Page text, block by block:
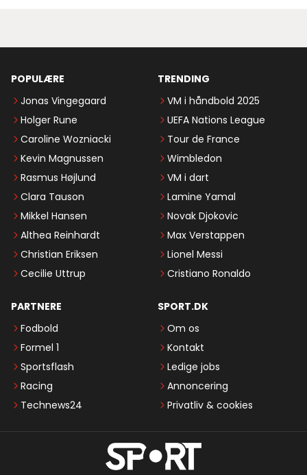
POPULÆRE
Jonas Vingegaard
Holger Rune
Caroline Wozniacki
Kevin Magnussen
Rasmus Højlund
Clara Tauson
Mikkel Hansen
Althea Reinhardt
Christian Eriksen
Cecilie Uttrup
TRENDING
VM i håndbold 2025
UEFA Nations League
Tour de France
Wimbledon
VM i dart
Lamine Yamal
Novak Djokovic
Max Verstappen
Lionel Messi
Cristiano Ronaldo
PARTNERE
Fodbold
Formel 1
Sportsflash
Racing
Technews24
SPORT.DK
Om os
Kontakt
Ledige jobs
Annoncering
Privatliv & cookies